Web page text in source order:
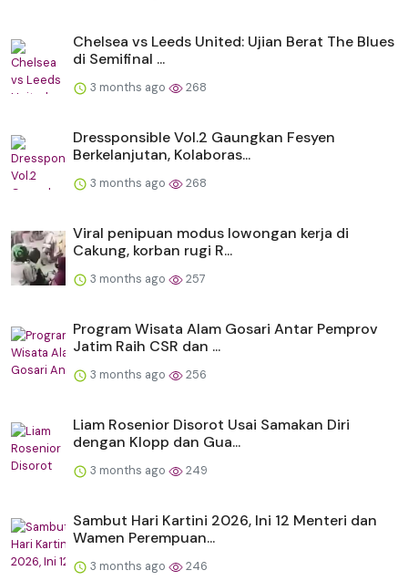
Chelsea vs Leeds United: Ujian Berat The Blues
di Semifinal ...
3 months ago 268
Dressponsible Vol.2 Gaungkan Fesyen
Berkelanjutan, Kolaboras...
3 months ago 268
Viral penipuan modus lowongan kerja di
Cakung, korban rugi R...
3 months ago 257
Program Wisata Alam Gosari Antar Pemprov
Jatim Raih CSR dan ...
3 months ago 256
Liam Rosenior Disorot Usai Samakan Diri
dengan Klopp dan Gua...
3 months ago 249
Sambut Hari Kartini 2026, Ini 12 Menteri dan
Wamen Perempuan...
3 months ago 246